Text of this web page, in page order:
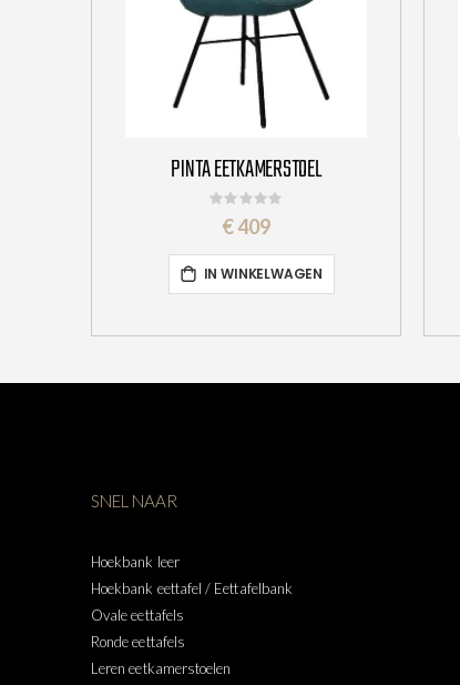
PINTA EETKAMERSTOEL
Rating:
0%
€ 409
IN WINKELWAGEN
SNEL NAAR
Hoekbank leer
Hoekbank eettafel / Eettafelbank
Ovale eettafels
Ronde eettafels
Leren eetkamerstoelen